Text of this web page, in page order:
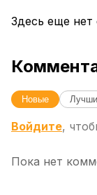
Здесь еще
Новые
Войдите,
Пока нет